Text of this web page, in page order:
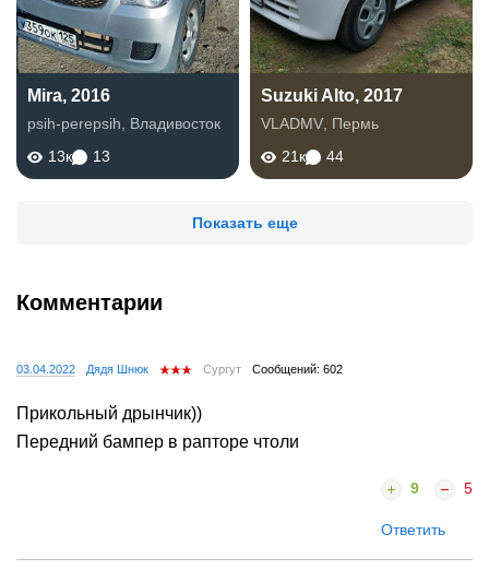
Mira, 2016
psih-perepsih
Владивосток
13к
13
Suzuki Alto, 2017
VLADMV Пермь
21к
44
Показать еще
Комментарии
03.04.2022 Дядя Шнюк Сургут Сообщений: 602
Прикольный дрынчик))
Передний бампер в рапторе чтоли
9 5
Ответить